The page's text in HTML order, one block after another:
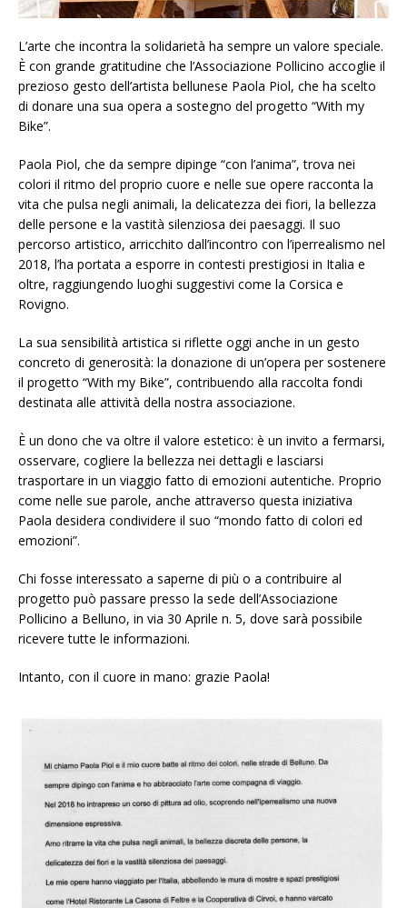
L’arte che incontra la solidarietà ha sempre un valore speciale.
È con grande gratitudine che l’Associazione Pollicino accoglie il
prezioso gesto dell’artista bellunese Paola Piol, che ha scelto
di donare una sua opera a sostegno del progetto “With my
Bike”.
Paola Piol, che da sempre dipinge “con l’anima”, trova nei
colori il ritmo del proprio cuore e nelle sue opere racconta la
vita che pulsa negli animali, la delicatezza dei fiori, la bellezza
delle persone e la vastità silenziosa dei paesaggi. Il suo
percorso artistico, arricchito dall’incontro con l’iperrealismo nel
2018, l’ha portata a esporre in contesti prestigiosi in Italia e
oltre, raggiungendo luoghi suggestivi come la Corsica e
Rovigno.
La sua sensibilità artistica si riflette oggi anche in un gesto
concreto di generosità: la donazione di un’opera per sostenere
il progetto “With my Bike”, contribuendo alla raccolta fondi
destinata alle attività della nostra associazione.
È un dono che va oltre il valore estetico: è un invito a fermarsi,
osservare, cogliere la bellezza nei dettagli e lasciarsi
trasportare in un viaggio fatto di emozioni autentiche. Proprio
come nelle sue parole, anche attraverso questa iniziativa
Paola desidera condividere il suo “mondo fatto di colori ed
emozioni”.
Chi fosse interessato a saperne di più o a contribuire al
progetto può passare presso la sede dell’Associazione
Pollicino a Belluno, in via 30 Aprile n. 5, dove sarà possibile
ricevere tutte le informazioni.
Intanto, con il cuore in mano: grazie Paola!